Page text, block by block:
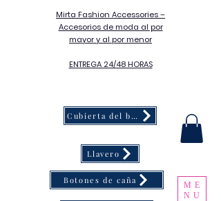
Mirta Fashion Accessories –
Accesorios de moda al por
mayor y al por menor
ENTREGA 24/48 HORAS
ME
NU
Cubierta del botón
Llavero
Botones de caña